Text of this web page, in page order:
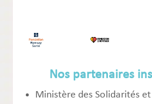
Nos partenaires
Ministère des Solidarités